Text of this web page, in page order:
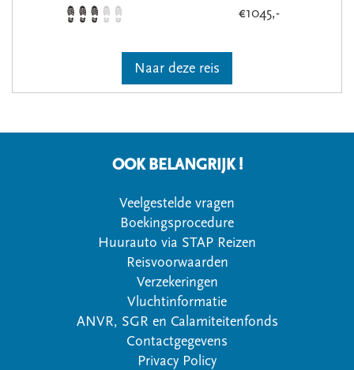
€1045,-
Naar deze reis
OOK BELANGRIJK !
Veelgestelde vragen
Boekingsprocedure
Huurauto via STAP Reizen
Reisvoorwaarden
Verzekeringen
Vluchtinformatie
ANVR, SGR en Calamiteitenfonds
Contactgegevens
Privacy Policy